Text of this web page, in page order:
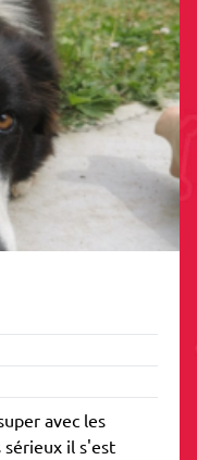
avec les
sérieux il s'est